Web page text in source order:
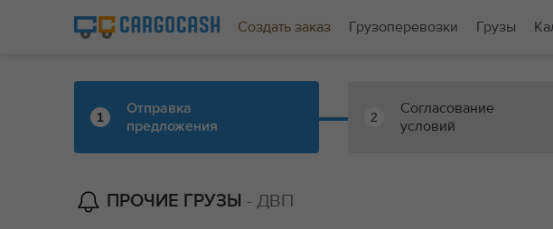
Создать заказ Грузоперевозки Грузы
1
Отправка
предложения
2
Согласование
условий
ПРОЧИЕ ГРУЗЫ - ДВП